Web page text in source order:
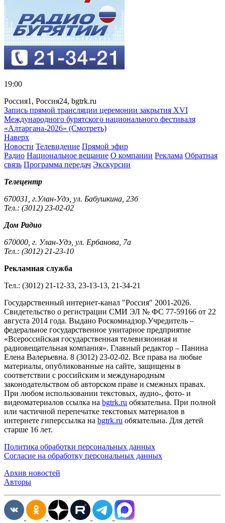
19:00
Россия1, Россия24, bgtrk.ru
Запись прямой трансляции церемонии закрытия XVI
Международного бурятского национального фестиваля
«Алтаргана-2026» (Смотреть)
Наверх
Новости Телевидение Прямой эфир
Радио Национальное вещание О компании Реклама Обратная
связь Программа передач Экскурсии
Телецентр
670031, г.Улан-Удэ, ул. Бабушкина, 23б
Тел.: (3012) 23-02-02
Дом Радио
670000, г. Улан-Удэ, ул. Ербанова, 7а
Тел.: (3012) 21-23-10
Рекламная служба
Тел.: (3012) 21-12-33, 23-13-13, 21-34-21
Государственный интернет-канал "Россия" 2001-2026.
Cвидетельство о регистрации СМИ ЭЛ № ФС 77-59166 от 22
августа 2014 года. Выдано Роскомнадзор.Учредитель –
федеральное государственное унитарное предприятие
«Всероссийская государственная телевизионная и
радиовещательная компания». Главный редактор – Панина
Елена Валерьевна. 8 (3012) 23-02-02. Все права на любые
материалы, опубликованные на сайте, защищены в
соответствии с российским и международным
законодательством об авторском праве и смежных правах.
При любом использовании текстовых, аудио-, фото- и
видеоматериалов ссылка на bgtrk.ru обязательна. При полной
или частичной перепечатке текстовых материалов в
интернете гиперссылка на bgtrk.ru обязательна. Для детей
старше 16 лет.
Политика обработки персональных данных
Согласие на обработку персональных данных
Архив новостей
Авторы